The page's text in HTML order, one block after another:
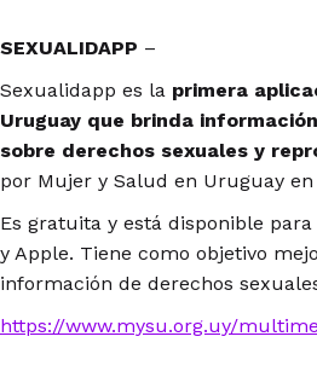
SEXUALIDAPP –
Sexualidapp es la primera
Uruguay que brinda
sobre derechos sexuales y
por Mujer y Salud en Uruguay en
Es gratuita y está disponible
y Apple. Tiene como objetivo
información de derechos
https://www.mysu.org.uy/